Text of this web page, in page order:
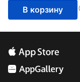
В корзину